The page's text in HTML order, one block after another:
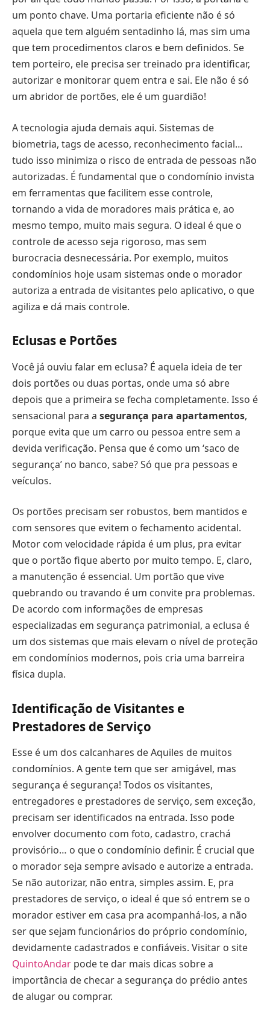
um ponto chave. Uma portaria eficiente não é só
aquela que tem alguém sentadinho lá, mas sim uma
que tem procedimentos claros e bem definidos. Se
tem porteiro, ele precisa ser treinado pra identificar,
autorizar e monitorar quem entra e sai. Ele não é só
um abridor de portões, ele é um guardião!
A tecnologia ajuda demais aqui. Sistemas de
biometria, tags de acesso, reconhecimento facial…
tudo isso minimiza o risco de entrada de pessoas não
autorizadas. É fundamental que o condomínio invista
em ferramentas que facilitem esse controle,
tornando a vida de moradores mais prática e, ao
mesmo tempo, muito mais segura. O ideal é que o
controle de acesso seja rigoroso, mas sem
burocracia desnecessária. Por exemplo, muitos
condomínios hoje usam sistemas onde o morador
autoriza a entrada de visitantes pelo aplicativo, o que
agiliza e dá mais controle.
Eclusas e Portões
Você já ouviu falar em eclusa? É aquela ideia de ter
dois portões ou duas portas, onde uma só abre
depois que a primeira se fecha completamente. Isso é
sensacional para a segurança para apartamentos,
porque evita que um carro ou pessoa entre sem a
devida verificação. Pensa que é como um ‘saco de
segurança’ no banco, sabe? Só que pra pessoas e
veículos.
Os portões precisam ser robustos, bem mantidos e
com sensores que evitem o fechamento acidental.
Motor com velocidade rápida é um plus, pra evitar
que o portão fique aberto por muito tempo. E, claro,
a manutenção é essencial. Um portão que vive
quebrando ou travando é um convite pra problemas.
De acordo com informações de empresas
especializadas em segurança patrimonial, a eclusa é
um dos sistemas que mais elevam o nível de proteção
em condomínios modernos, pois cria uma barreira
física dupla.
Identificação de Visitantes e
Prestadores de Serviço
Esse é um dos calcanhares de Aquiles de muitos
condomínios. A gente tem que ser amigável, mas
segurança é segurança! Todos os visitantes,
entregadores e prestadores de serviço, sem exceção,
precisam ser identificados na entrada. Isso pode
envolver documento com foto, cadastro, crachá
provisório… o que o condomínio definir. É crucial que
o morador seja sempre avisado e autorize a entrada.
Se não autorizar, não entra, simples assim. E, pra
prestadores de serviço, o ideal é que só entrem se o
morador estiver em casa pra acompanhá-los, a não
ser que sejam funcionários do próprio condomínio,
devidamente cadastrados e confiáveis. Visitar o site
QuintoAndar pode te dar mais dicas sobre a
importância de checar a segurança do prédio antes
de alugar ou comprar.